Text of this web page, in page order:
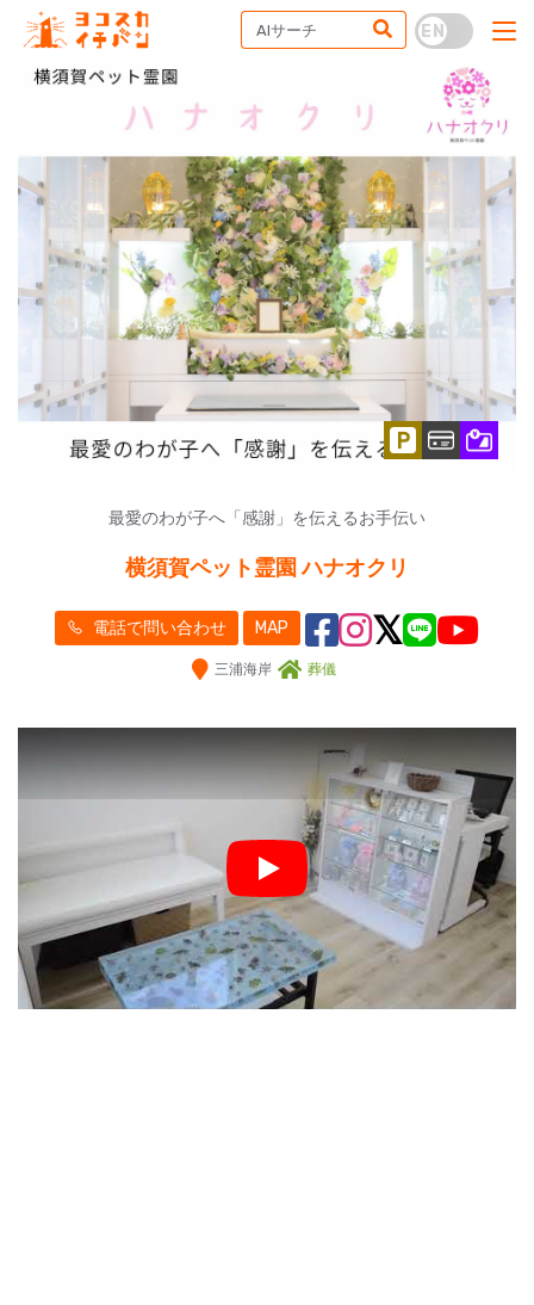
最愛のわが子へ「感謝」を伝えるお手伝い
横須賀ペット霊園 ハナオクリ
電話で問い合わせ MAP
三浦海岸 葬儀
Play